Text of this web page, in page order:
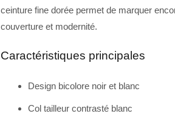
ceinture fine dorée permet de marquer
couverture et modernité.
Caractéristiques principales
Design bicolore noir et blanc
Col tailleur contrasté blanc